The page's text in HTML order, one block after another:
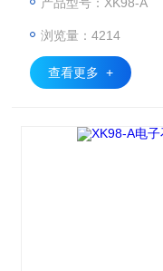
浏览量：4214
查看更多 +